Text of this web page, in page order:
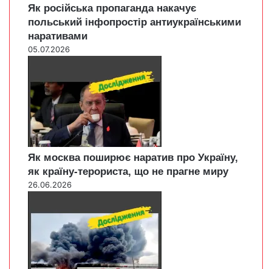
Як російська пропаганда накачує
польський інфопростір антиукраїнськими
наративами
05.07.2026
Як москва поширює наратив про Україну,
як країну-терориста, що не прагне миру
26.06.2026